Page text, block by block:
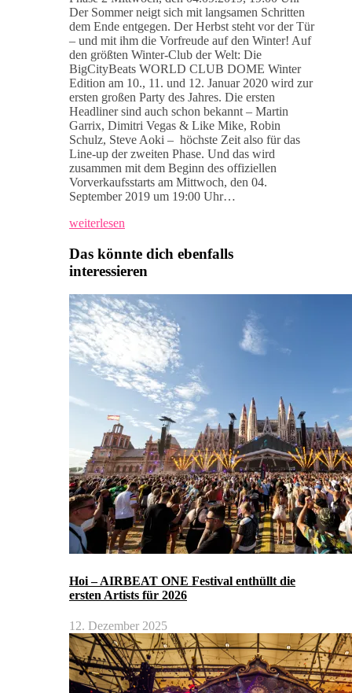
Der Sommer neigt sich mit langsamen Schritten
dem Ende entgegen. Der Herbst steht vor der Tür
– und mit ihm die Vorfreude auf den Winter! Auf
den größten Winter-Club der Welt: Die
BigCityBeats WORLD CLUB DOME Winter
Edition am 10., 11. und 12. Januar 2020 wird zur
ersten großen Party des Jahres. Die ersten
Headliner sind auch schon bekannt – Martin
Garrix, Dimitri Vegas & Like Mike, Robin
Schulz, Steve Aoki – höchste Zeit also für das
Line-up der zweiten Phase. Und das wird
zusammen mit dem Beginn des offiziellen
Vorverkaufsstarts am Mittwoch, den 04.
September 2019 um 19:00 Uhr…
weiterlesen
Das könnte dich ebenfalls
interessieren
Hoi – AIRBEAT ONE Festival enthüllt die
ersten Artists für 2026
12. Dezember 2025